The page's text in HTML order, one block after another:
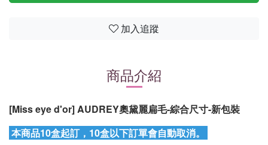
加入追蹤
商品介紹
[Miss eye d'or] AUDREY奧黛麗扁毛-綜合尺寸-新包裝
本商品10盒起訂，10盒以下訂單會自動取消。